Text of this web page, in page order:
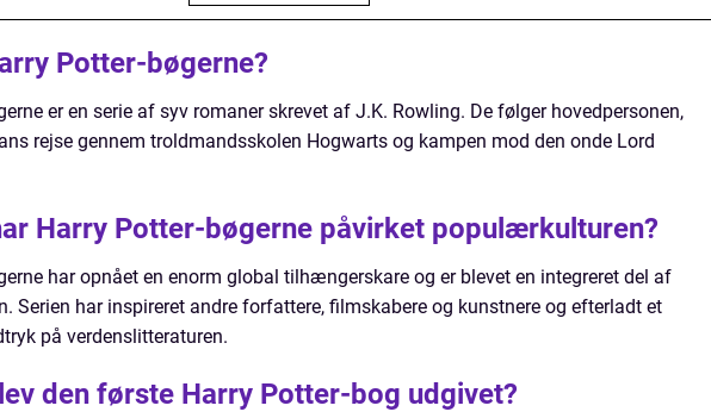
Potter-bøgerne?
er en serie af syv romaner skrevet af J.K. Rowling. De følger hovedpersonen,
rejse gennem troldmandsskolen Hogwarts og kampen mod den onde Lord
Harry Potter-bøgerne påvirket populærkulturen?
har opnået en enorm global tilhængerskare og er blevet en integreret del af
Serien har inspireret andre forfattere, filmskabere og kunstnere og efterladt et
på verdenslitteraturen.
den første Harry Potter-bog udgivet?